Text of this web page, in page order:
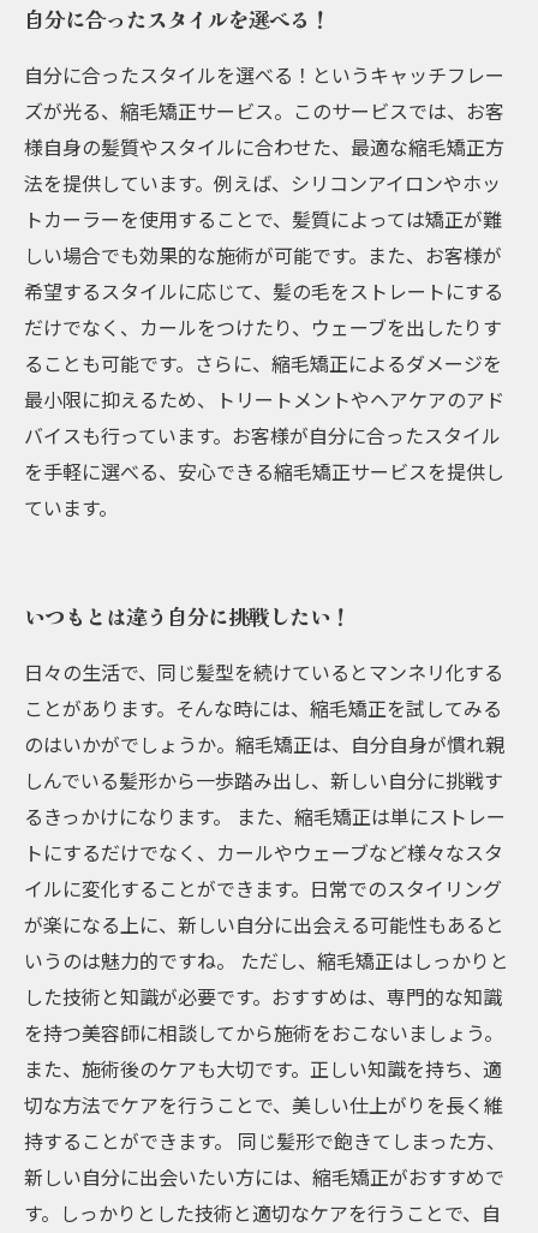
自分に合ったスタイルを選べる！
自分に合ったスタイルを選べる！というキャッチフレー
ズが光る、縮毛矯正サービス。このサービスでは、お客
様自身の髪質やスタイルに合わせた、最適な縮毛矯正方
法を提供しています。例えば、シリコンアイロンやホッ
トカーラーを使用することで、髪質によっては矯正が難
しい場合でも効果的な施術が可能です。また、お客様が
希望するスタイルに応じて、髪の毛をストレートにする
だけでなく、カールをつけたり、ウェーブを出したりす
ることも可能です。さらに、縮毛矯正によるダメージを
最小限に抑えるため、トリートメントやヘアケアのアド
バイスも行っています。お客様が自分に合ったスタイル
を手軽に選べる、安心できる縮毛矯正サービスを提供し
ています。
いつもとは違う自分に挑戦したい！
日々の生活で、同じ髪型を続けているとマンネリ化する
ことがあります。そんな時には、縮毛矯正を試してみる
のはいかがでしょうか。縮毛矯正は、自分自身が慣れ親
しんでいる髪形から一歩踏み出し、新しい自分に挑戦す
るきっかけになります。 また、縮毛矯正は単にストレー
トにするだけでなく、カールやウェーブなど様々なスタ
イルに変化することができます。日常でのスタイリング
が楽になる上に、新しい自分に出会える可能性もあると
いうのは魅力的ですね。 ただし、縮毛矯正はしっかりと
した技術と知識が必要です。おすすめは、専門的な知識
を持つ美容師に相談してから施術をおこないましょう。
また、施術後のケアも大切です。正しい知識を持ち、適
切な方法でケアを行うことで、美しい仕上がりを長く維
持することができます。 同じ髪形で飽きてしまった方、
新しい自分に出会いたい方には、縮毛矯正がおすすめで
す。しっかりとした技術と適切なケアを行うことで、自